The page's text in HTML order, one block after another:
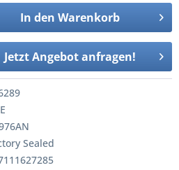
In den Warenkorb
Jetzt Angebot anfragen!
Sealed